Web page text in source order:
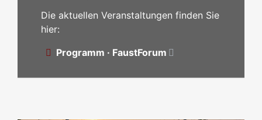
Die aktuellen Veranstaltungen finden Sie
hier:
Programm · FaustForum